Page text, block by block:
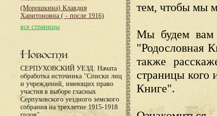
(Морошкина) Клавдия
Харитоновна ( - после 1916)
все страницы
Новости
СЕРПУХОВСКИЙ УЕЗД: Начата
обработка источника "Списки лиц
и учреждений, имеющих право
участия в выборе гласных
Серпуховского уездного земского
собрания на трехлетие 1915-1918
тем, чтобы мы
Мы будем вам
"Родословная
также
страницы кого
Книге".